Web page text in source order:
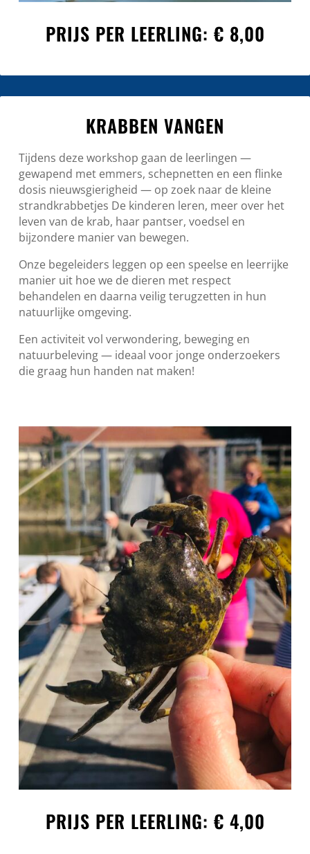
PRIJS PER LEERLING: € 8,00
KRABBEN VANGEN
Tijdens deze workshop gaan de leerlingen —
gewapend met emmers, schepnetten en een flinke
dosis nieuwsgierigheid — op zoek naar de kleine
strandkrabbetjes De kinderen leren, meer over het
leven van de krab, haar pantser, voedsel en
bijzondere manier van bewegen.
Onze begeleiders leggen op een speelse en leerrijke
manier uit hoe we de dieren met respect
behandelen en daarna veilig terugzetten in hun
natuurlijke omgeving.
Een activiteit vol verwondering, beweging en
natuurbeleving — ideaal voor jonge onderzoekers
die graag hun handen nat maken!
PRIJS PER LEERLING: € 4,00